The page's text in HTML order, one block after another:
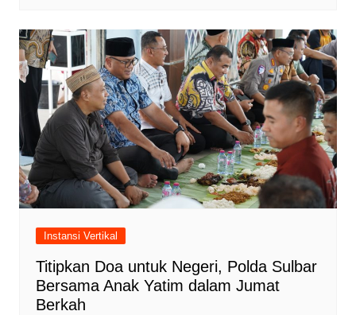
Instansi Vertikal
Titipkan Doa untuk Negeri, Polda Sulbar
Bersama Anak Yatim dalam Jumat
Berkah